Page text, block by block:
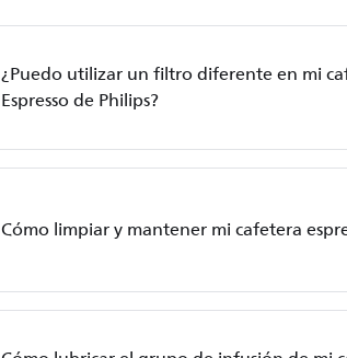
¿Puedo utilizar un filtro diferente en mi
Espresso de Philips?
Cómo limpiar y mantener mi cafetera